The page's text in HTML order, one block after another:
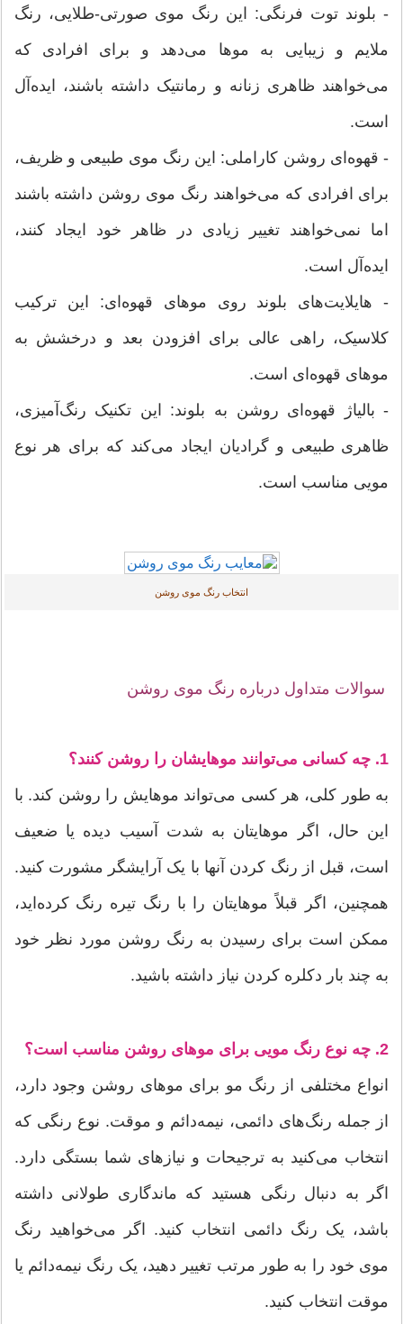
- بلوند توت فرنگی: این رنگ موی صورتی-طلایی، رنگ
ملایم و زیبایی به موها می‌دهد و برای افرادی که
می‌خواهند ظاهری زنانه و رمانتیک داشته باشند، ایده‌آل
است.
- قهوه‌ای روشن کاراملی: این رنگ موی طبیعی و ظریف،
برای افرادی که می‌خواهند رنگ موی روشن داشته باشند
اما نمی‌خواهند تغییر زیادی در ظاهر خود ایجاد کنند،
ایده‌آل است.
- هایلایت‌های بلوند روی موهای قهوه‌ای: این ترکیب
کلاسیک، راهی عالی برای افزودن بعد و درخشش به
موهای قهوه‌ای است.
- بالیاژ قهوه‌ای روشن به بلوند: این تکنیک رنگ‌آمیزی،
ظاهری طبیعی و گرادیان ایجاد می‌کند که برای هر نوع
مویی مناسب است.
انتخاب رنگ موی روشن
سوالات متداول درباره رنگ موی روشن
1. چه کسانی می‌توانند موهایشان را روشن کنند؟
به طور کلی، هر کسی می‌تواند موهایش را روشن کند. با
این حال، اگر موهایتان به شدت آسیب دیده یا ضعیف
است، قبل از رنگ کردن آنها با یک آرایشگر مشورت کنید.
همچنین، اگر قبلاً موهایتان را با رنگ تیره رنگ کرده‌اید،
ممکن است برای رسیدن به رنگ روشن مورد نظر خود
به چند بار دکلره کردن نیاز داشته باشید.
2. چه نوع رنگ مویی برای موهای روشن مناسب است؟
انواع مختلفی از رنگ مو برای موهای روشن وجود دارد،
از جمله رنگ‌های دائمی، نیمه‌دائم و موقت. نوع رنگی که
انتخاب می‌کنید به ترجیحات و نیازهای شما بستگی دارد.
اگر به دنبال رنگی هستید که ماندگاری طولانی داشته
باشد، یک رنگ دائمی انتخاب کنید. اگر می‌خواهید رنگ
موی خود را به طور مرتب تغییر دهید، یک رنگ نیمه‌دائم یا
موقت انتخاب کنید.